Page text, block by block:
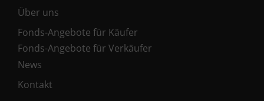
Über uns
Fonds-Angebote für Käufer
Fonds-Angebote für Verkäufer
News
Kontakt